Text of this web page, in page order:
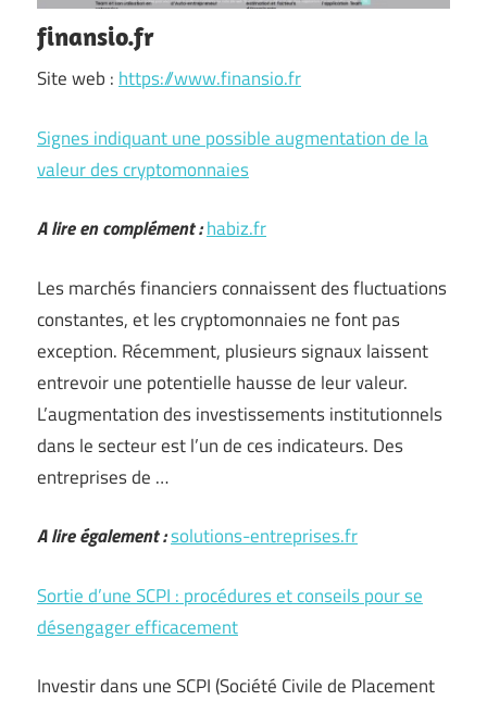
finansio.fr
Site web : https://www.finansio.fr
Signes indiquant une possible augmentation de la
valeur des cryptomonnaies
A lire en complément :habiz.fr
Les marchés financiers connaissent des fluctuations
constantes, et les cryptomonnaies ne font pas
exception. Récemment, plusieurs signaux laissent
entrevoir une potentielle hausse de leur valeur.
L’augmentation des investissements institutionnels
dans le secteur est l’un de ces indicateurs. Des
entreprises de …
A lire également :solutions-entreprises.fr
Sortie d’une SCPI : procédures et conseils pour se
désengager efficacement
Investir dans une SCPI (Société Civile de Placement